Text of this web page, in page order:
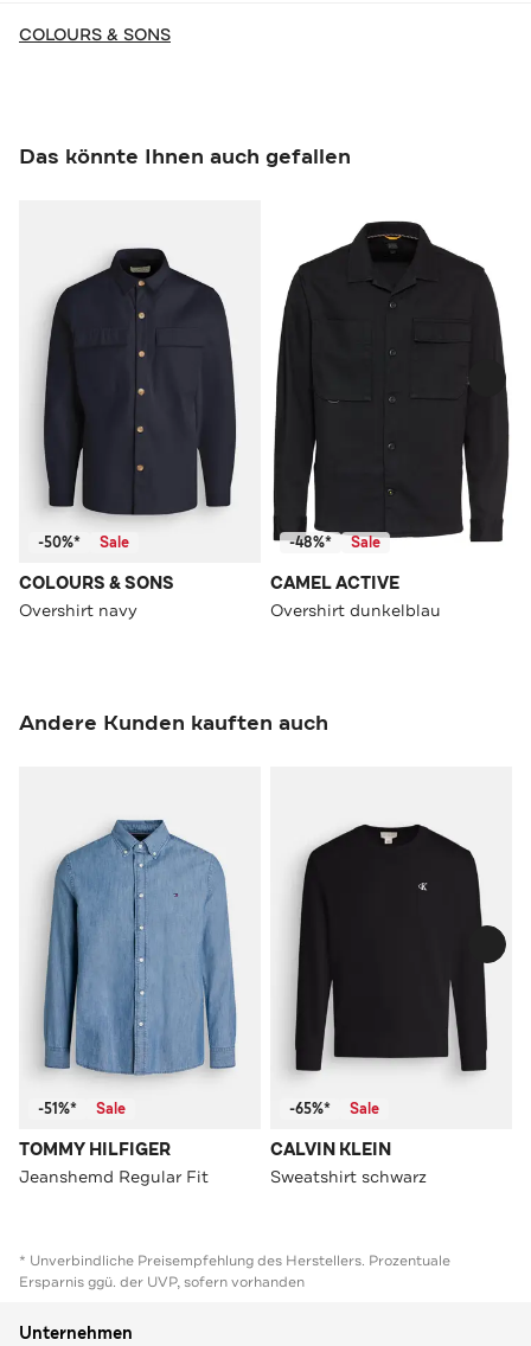
COLOURS & SONS
Das könnte Ihnen auch gefallen
-50%* Sale
COLOURS & SONS
Overshirt navy
-48%* Sale
CAMEL ACTIVE
Overshirt dunkelblau
Andere Kunden kauften auch
-51%* Sale
TOMMY HILFIGER
Jeanshemd Regular Fit
-65%* Sale
CALVIN KLEIN
Sweatshirt schwarz
* Unverbindliche Preisempfehlung des Herstellers. Prozentuale
Ersparnis ggü. der UVP, sofern vorhanden
Unternehmen